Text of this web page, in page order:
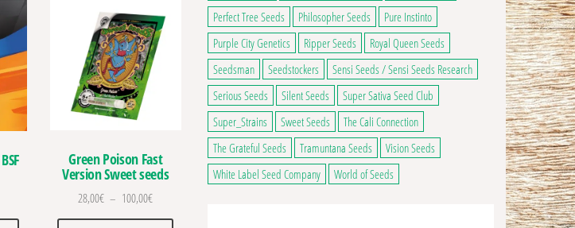
de prix : 20,00€ à 78,00€
Green Poison Fast
Version Sweet seeds
28,00€ – 100,00€Plage de prix : 28,00€ à 100,00€
Perfect Tree Seeds
Philosopher Seeds
Pure Instinto
Purple City Genetics
Ripper Seeds
Royal Queen Seeds
Seedsman
Seedstockers
Sensi Seeds / Sensi Seeds Research
Serious Seeds
Silent Seeds
Super Sativa Seed Club
Super_Strains
Sweet Seeds
The Cali Connection
The Grateful Seeds
Tramuntana Seeds
Vision Seeds
White Label Seed Company
World of Seeds